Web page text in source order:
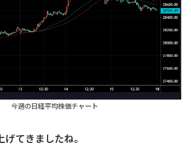
今週の日経平均株価チャート
てきましたね。